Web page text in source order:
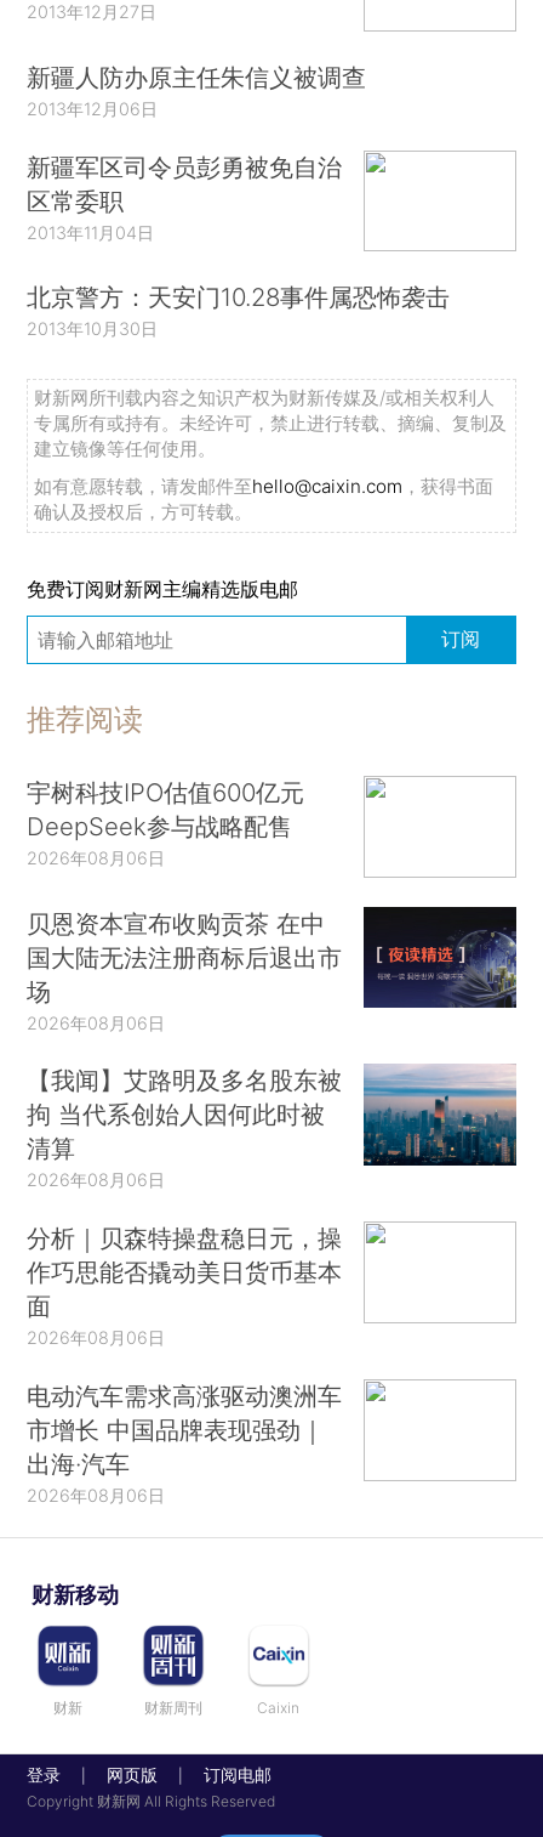
2013年12月27日
新疆人防办原主任朱信义被调查
2013年12月06日
新疆军区司令员彭勇被免自治
区常委职
2013年11月04日
北京警方：天安门10.28事件属恐怖袭击
2013年10月30日
财新网所刊载内容之知识产权为财新传媒及/或相关权利人
专属所有或持有。未经许可，禁止进行转载、摘编、复制及
建立镜像等任何使用。
如有意愿转载，请发邮件至hello@caixin.com ，获得书面
确认及授权后，方可转载。
免费订阅财新网主编精选版电邮
订阅
推荐阅读
宇树科技IPO估值600亿元
DeepSeek参与战略配售
2026年08月06日
贝恩资本宣布收购贡茶 在中
国大陆无法注册商标后退出市
场
2026年08月06日
【我闻】艾路明及多名股东被
拘 当代系创始人因何此时被
清算
2026年08月06日
分析｜贝森特操盘稳日元，操
作巧思能否撬动美日货币基本
面
2026年08月06日
电动汽车需求高涨驱动澳洲车
市增长 中国品牌表现强劲｜
出海·汽车
2026年08月06日
财新移动
财新 财新周刊 Caixin
登录 网页版 订阅电邮
Copyright 财新网 All Rights Reserved